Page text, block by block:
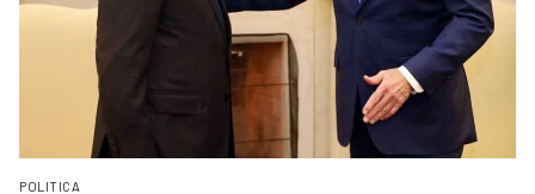
POLITICA